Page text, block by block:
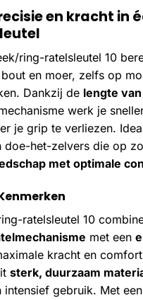
en kracht in
ring-ratelsleutel 10
en moer, zelfs op
Dankzij de lengte van
werk je
je grip te verliezen.
doe-het-zelvers die op
met optimale
ratelsleutel 10
met een
kracht en
sterk, duurzaam
intensief gebruik. Met